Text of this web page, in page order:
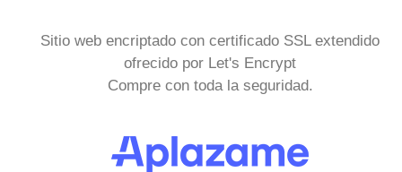
Sitio web encriptado con certificado SSL extendido
ofrecido por Let's Encrypt
Compre con toda la seguridad.